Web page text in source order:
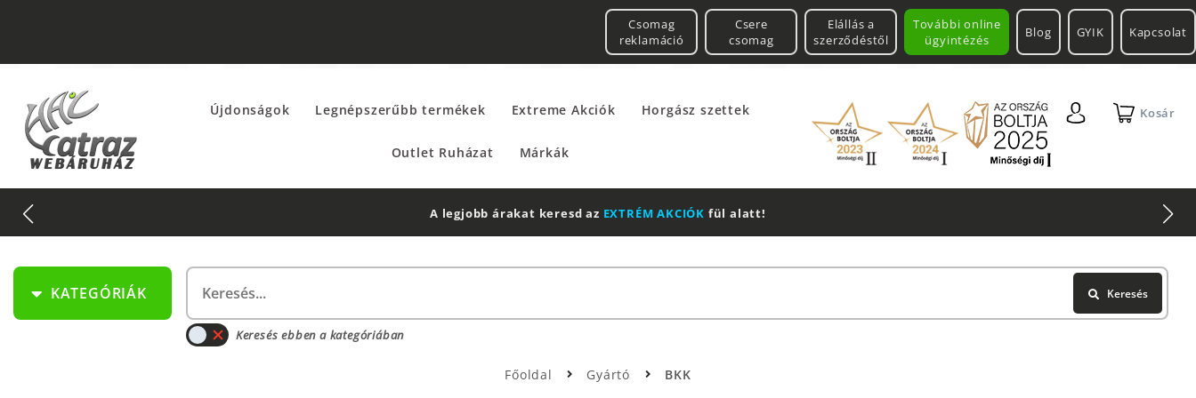
További online
ügyintézés
Csomag
reklamáció
Csere
csomag
Elállás a
szerződéstől
Blog GYIK Kapcsolat
Újdonságok Legnépszerűbb termékek Extreme Akciók Horgász szettek
Outlet Ruházat Márkák
Kosár
2 db Shimano Aero Technium +Leatherman
KATEGÓRIÁK Keresés
Keresés ebben a kategóriában
Főoldal Gyártó BKK